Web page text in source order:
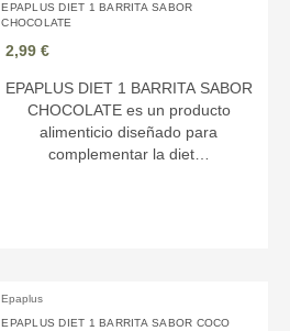
EPAPLUS DIET 1 BARRITA SABOR
CHOCOLATE
2,99 €
EPAPLUS DIET 1 BARRITA SABOR
CHOCOLATE es un producto
alimenticio diseñado para
complementar la diet…
Epaplus
EPAPLUS DIET 1 BARRITA SABOR COCO